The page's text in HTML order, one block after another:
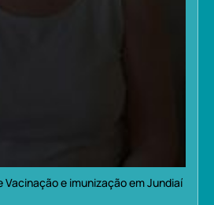
Vacinação e imunização em Jundiaí